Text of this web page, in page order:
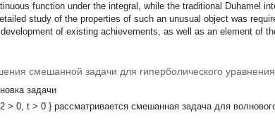
function under the integral, while the traditional Duhamel
study of the properties of such an unusual object was
of existing achievements, as well as an element of
смешанной задачи для гиперболического уравнения
задачи
2 > 0, t > 0 } рассматривается смешанная задача для